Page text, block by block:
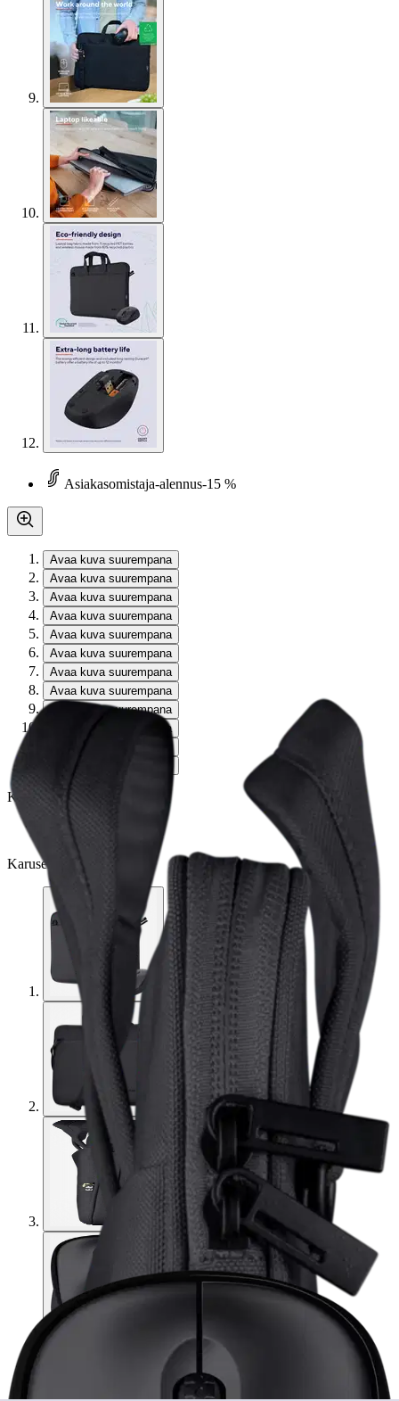
Asiakasomistaja-alennus-15 %
Avaa kuva suurempana
Avaa kuva suurempana
Avaa kuva suurempana
Avaa kuva suurempana
Avaa kuva suurempana
Avaa kuva suurempana
Avaa kuva suurempana
Avaa kuva suurempana
Avaa kuva suurempana
Avaa kuva suurempana
Avaa kuva suurempana
Karusellin nuolipainikkeet
Seuraava
Karusellin pikakuvakkeet